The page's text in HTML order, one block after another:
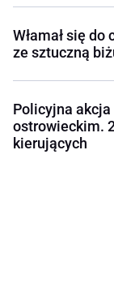
Włamał się do
ze sztuczną
Policyjna
ostrowieckim.
kierujących